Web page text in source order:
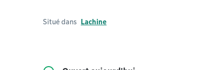
Situé dans Lachine